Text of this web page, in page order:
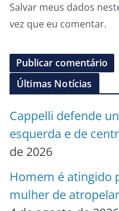
Salvar meus dados
vez que eu comentar.
Últimas Notícias
Cappelli defende
esquerda e de
de 2026
Homem é atingido
mulher de